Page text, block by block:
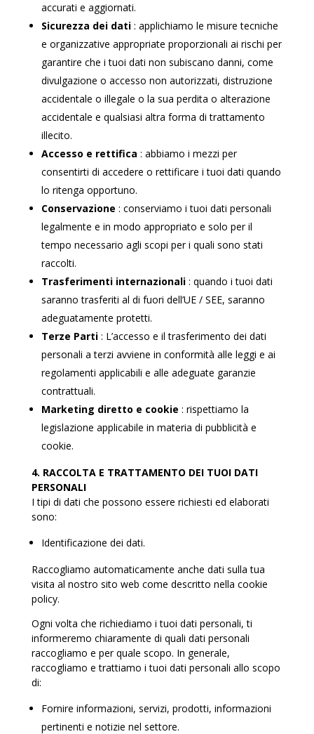
accurati e aggiornati.
Sicurezza dei dati : applichiamo le misure tecniche
e organizzative appropriate proporzionali ai rischi per
garantire che i tuoi dati non subiscano danni, come
divulgazione o accesso non autorizzati, distruzione
accidentale o illegale o la sua perdita o alterazione
accidentale e qualsiasi altra forma di trattamento
illecito.
Accesso e rettifica : abbiamo i mezzi per
consentirti di accedere o rettificare i tuoi dati quando
lo ritenga opportuno.
Conservazione : conserviamo i tuoi dati personali
legalmente e in modo appropriato e solo per il
tempo necessario agli scopi per i quali sono stati
raccolti.
Trasferimenti internazionali : quando i tuoi dati
saranno trasferiti al di fuori dell’UE / SEE, saranno
adeguatamente protetti.
Terze Parti : L’accesso e il trasferimento dei dati
personali a terzi avviene in conformità alle leggi e ai
regolamenti applicabili e alle adeguate garanzie
contrattuali.
Marketing diretto e cookie : rispettiamo la
legislazione applicabile in materia di pubblicità e
cookie.
4. RACCOLTA E TRATTAMENTO DEI TUOI DATI
PERSONALI
I tipi di dati che possono essere richiesti ed elaborati
sono:
Identificazione dei dati.
Raccogliamo automaticamente anche dati sulla tua
visita al nostro sito web come descritto nella cookie
policy.
Ogni volta che richiediamo i tuoi dati personali, ti
informeremo chiaramente di quali dati personali
raccogliamo e per quale scopo. In generale,
raccogliamo e trattiamo i tuoi dati personali allo scopo
di:
Fornire informazioni, servizi, prodotti, informazioni
pertinenti e notizie nel settore.